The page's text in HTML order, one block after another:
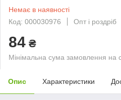
Немає в наявності
Код: 000030976
Опт і роздріб
84 ₴
Мінімальна сума замовлення на
Опис Характеристики